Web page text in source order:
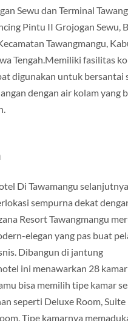
Sewu dan Terminal
Pintu II Grojogan Sewu,
Tawangmangu,
Tengah.Memiliki fasilitas
digunakan untuk bersantai
dengan air kolam yang
Di Tawamangu
sempurna dekat
Resort Tawangmangu
elegan yang pas buat
Dibangun di jantung
ini menawarkan 28
bisa memilih tipe kamar
seperti Deluxe Room, Suite
Tipe kamarnya